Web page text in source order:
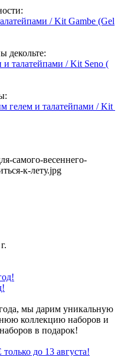
/ Kit Gambe (Gel
декольте:
талатейпами / Kit Seno (
гелем и талатейпами / Kit
мы дарим уникальную
коллекцию наборов и
в подарок!